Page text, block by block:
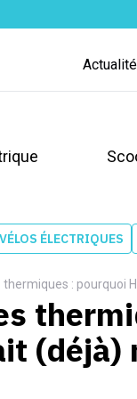
ÉLECTRIQUES
thermiques : pourquoi
(déjà)